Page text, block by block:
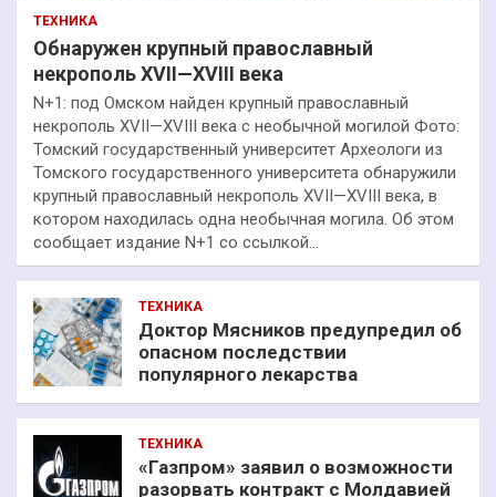
ТЕХНИКА
Обнаружен крупный православный
некрополь XVII—XVIII века
N+1: под Омском найден крупный православный
некрополь XVII—XVIII века с необычной могилой Фото:
Томский государственный университет Археологи из
Томского государственного университета обнаружили
крупный православный некрополь XVII—XVIII века, в
котором находилась одна необычная могила. Об этом
сообщает издание N+1 со ссылкой…
ТЕХНИКА
Доктор Мясников предупредил об
опасном последствии
популярного лекарства
ТЕХНИКА
«Газпром» заявил о возможности
разорвать контракт с Молдавией